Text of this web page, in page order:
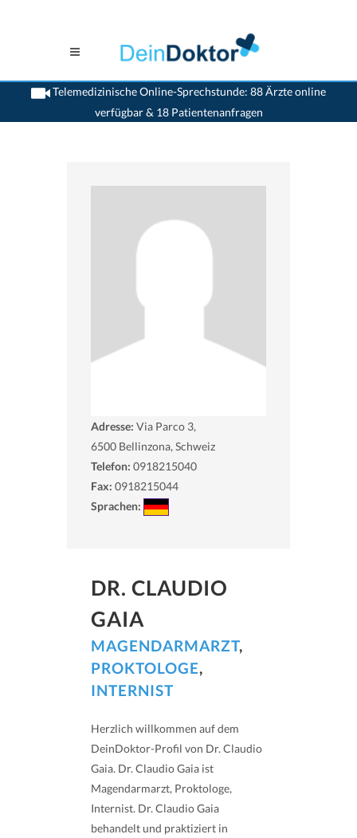
Telemedizinische Online-Sprechstunde: 88 Ärzte online
verfügbar & 18 Patientenanfragen
>Magen-darmaerzte>Bellinzona>Dr. Claudio Gaia
Adresse: Via Parco 3,
6500 Bellinzona, Schweiz
Telefon: 0918215040
Fax: 0918215044
Sprachen:
DR. CLAUDIO
GAIA
MAGENDARMARZT,
PROKTOLOGE,
INTERNIST
Herzlich willkommen auf dem
DeinDoktor-Profil von Dr. Claudio
Gaia. Dr. Claudio Gaia ist
Magendarmarzt, Proktologe,
Internist. Dr. Claudio Gaia
behandelt und praktiziert in